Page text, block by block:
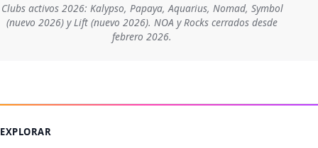
Clubs activos 2026: Kalypso, Papaya, Aquarius, Nomad, Symbol
(nuevo 2026) y Lift (nuevo 2026). NOA y Rocks cerrados desde
febrero 2026.
EXPLORAR